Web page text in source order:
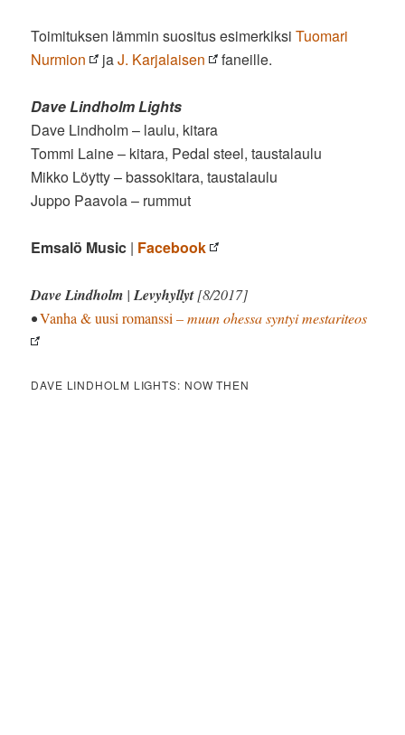
Toimituksen lämmin suositus esimerkiksiTuomari
Nurmion
jaJ. Karjalaisen faneille.
Dave Lindholm Lights
Dave Lindholm – laulu, kitara
Tommi Laine – kitara, Pedal steel, taustalaulu
Mikko Löytty – bassokitara, taustalaulu
Juppo Paavola – rummut
Emsalö Music | Facebook
Dave Lindholm |Levyhyllyt[8/2017]
•Vanha & uusi romanssi – muun ohessa syntyi mestariteos
DAVE LINDHOLM LIGHTS: NOW THEN